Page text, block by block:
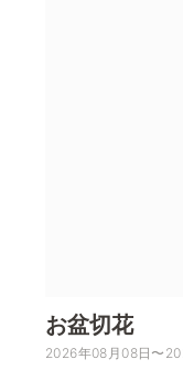
お盆切花
2026年08月08日〜